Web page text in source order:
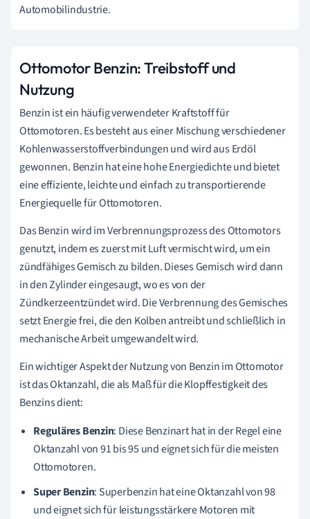
Automobilindustrie.
Ottomotor Benzin: Treibstoff und
Nutzung
Benzin ist ein häufig verwendeter Kraftstoff für
Ottomotoren. Es besteht aus einer Mischung verschiedener
Kohlenwasserstoffverbindungen und wird aus Erdöl
gewonnen. Benzin hat eine hohe Energiedichte und bietet
eine effiziente, leichte und einfach zu transportierende
Energiequelle für Ottomotoren.
Das Benzin wird im Verbrennungsprozess des Ottomotors
genutzt, indem es zuerst mit Luft vermischt wird, um ein
zündfähiges Gemisch zu bilden. Dieses Gemisch wird dann
in den Zylinder eingesaugt, wo es von der
Zündkerzeentzündet wird. Die Verbrennung des Gemisches
setzt Energie frei, die den Kolben antreibt und schließlich in
mechanische Arbeit umgewandelt wird.
Ein wichtiger Aspekt der Nutzung von Benzin im Ottomotor
ist das Oktanzahl, die als Maß für die Klopffestigkeit des
Benzins dient:
Reguläres Benzin: Diese Benzinart hat in der Regel eine
Oktanzahl von 91 bis 95 und eignet sich für die meisten
Ottomotoren.
Super Benzin: Superbenzin hat eine Oktanzahl von 98
und eignet sich für leistungsstärkere Motoren mit